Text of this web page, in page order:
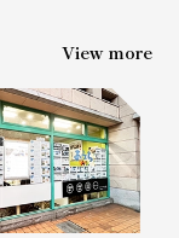
View more